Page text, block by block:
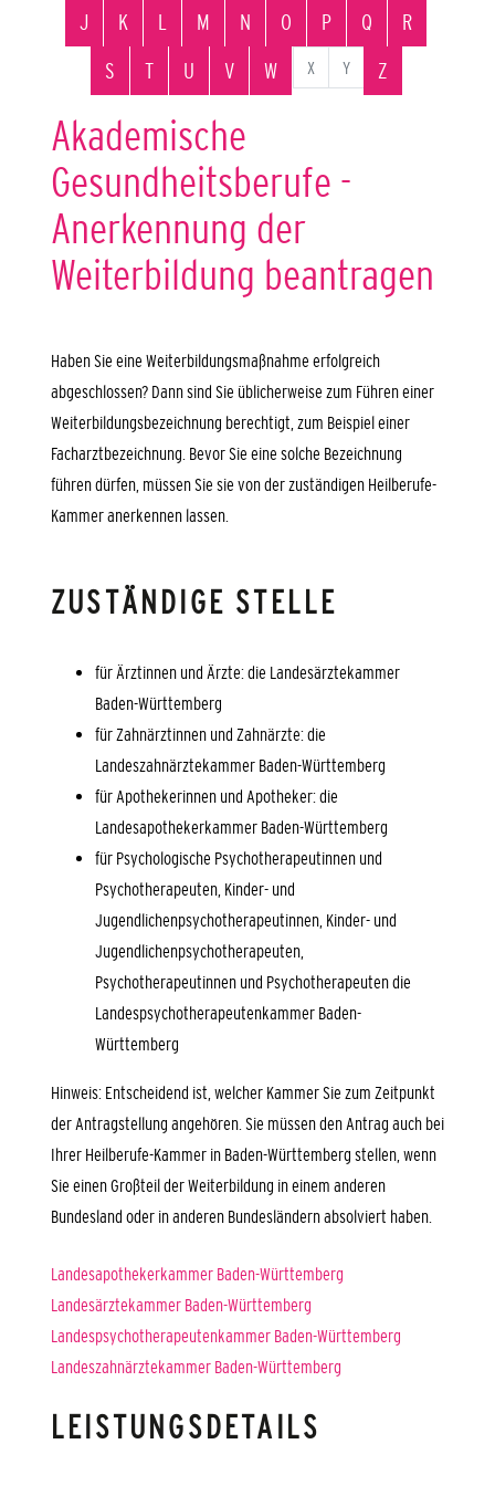
J
K L M N O P Q
R
S
T U V W X Y Z
Akademische
Gesundheitsberufe -
Anerkennung der
Weiterbildung beantragen
Haben Sie eine Weiterbildungsmaßnahme erfolgreich
abgeschlossen? Dann sind Sie üblicherweise zum Führen einer
Weiterbildungsbezeichnung berechtigt, zum Beispiel einer
Facharztbezeichnung. Bevor Sie eine solche Bezeichnung
führen dürfen, müssen Sie sie von der zuständigen Heilberufe-
Kammer anerkennen lassen.
ZUSTÄNDIGE STELLE
für Ärztinnen und Ärzte: die Landesärztekammer
Baden-Württemberg
für Zahnärztinnen und Zahnärzte: die
Landeszahnärztekammer Baden-Württemberg
für Apothekerinnen und Apotheker: die
Landesapothekerkammer Baden-Württemberg
für Psychologische Psychotherapeutinnen und
Psychotherapeuten, Kinder- und
Jugendlichenpsychotherapeutinnen, Kinder- und
Jugendlichenpsychotherapeuten,
Psychotherapeutinnen und Psychotherapeuten die
Landespsychotherapeutenkammer Baden-
Württemberg
Hinweis: Entscheidend ist, welcher Kammer Sie zum Zeitpunkt
der Antragstellung angehören. Sie müssen den Antrag auch bei
Ihrer Heilberufe-Kammer in Baden-Württemberg stellen, wenn
Sie einen Großteil der Weiterbildung in einem anderen
Bundesland oder in anderen Bundesländern absolviert haben.
Landesapothekerkammer Baden-Württemberg
Landesärztekammer Baden-Württemberg
Landespsychotherapeutenkammer Baden-Württemberg
Landeszahnärztekammer Baden-Württemberg
LEISTUNGSDETAILS